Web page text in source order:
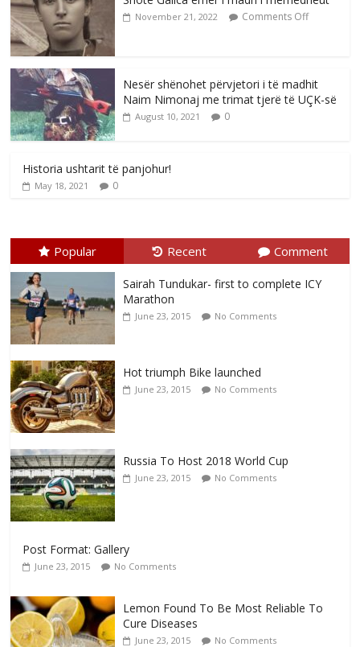
November 21, 2022 Comments Off
Nesër shënohet përvjetori i të madhit
Naim Nimonaj me trimat tjerë të UÇK-së
August 10, 2021 0
Historia ushtarit të panjohur!
May 18, 2021 0
Popular Recent Comment
Sairah Tundukar- first to complete ICY
Marathon
June 23, 2015 No Comments
Hot triumph Bike launched
June 23, 2015 No Comments
Russia To Host 2018 World Cup
June 23, 2015 No Comments
Post Format: Gallery
June 23, 2015 No Comments
Lemon Found To Be Most Reliable To
Cure Diseases
June 23, 2015 No Comments